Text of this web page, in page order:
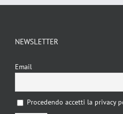
NEWSLETTER
Email
Procedendo accetti la privacy